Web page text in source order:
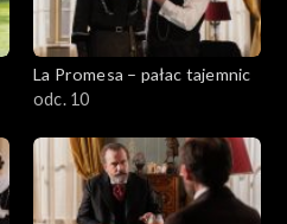
La Promesa – pałac tajemnic
odc. 10